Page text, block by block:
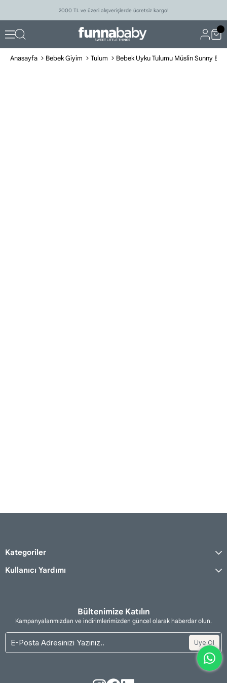
2000 TL ve üzeri alışverişlerde ücretsiz kargo!
Anasayfa Bebek Giyim Tulum Bebek Uyku Tulumu Müslin Sunny Bej
Kategoriler
Kullanıcı Yardımı
Bültenimize Katılın
Kampanyalarımızdan ve indirimlerimizden güncel olarak haberdar olun.
Üye Ol